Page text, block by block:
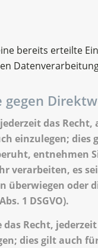
bereits erteilte
das
einzulegen;
entnehmen
verarbeiten, es
überwiegen oder
1 DSGVO).
Recht,
dies gilt auch